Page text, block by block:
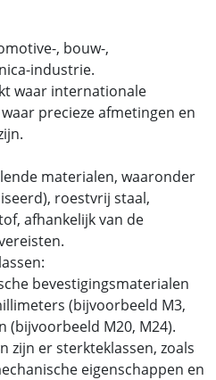
, bouw-,
industrie.
waar internationale
precieze afmetingen en
materialen, waaronder
roestvrij staal,
afhankelijk van de
bevestigingsmaterialen
(bijvoorbeeld M3,
(bijvoorbeeld M20, M24).
zijn er sterkteklassen, zoals
eigenschappen en